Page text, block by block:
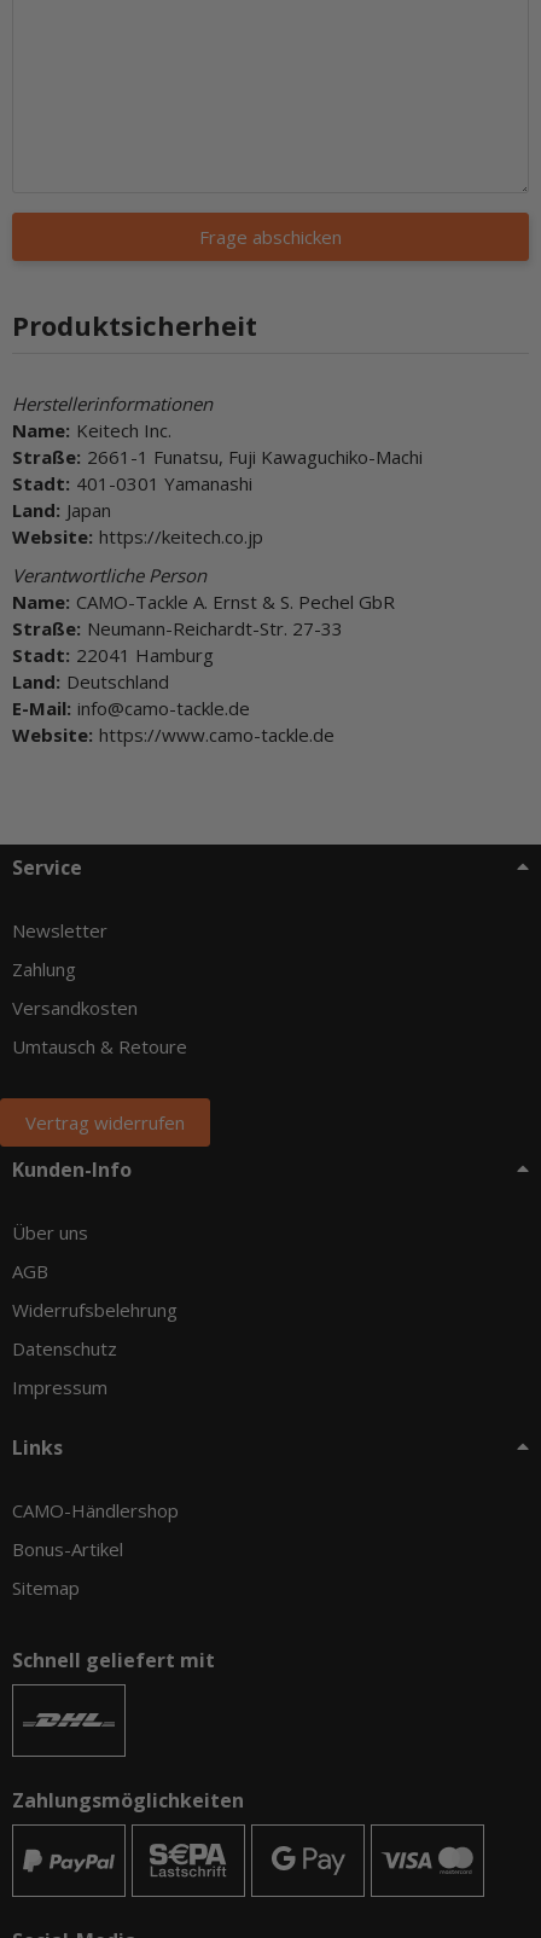
Frage abschicken
Produktsicherheit
Herstellerinformationen
Name: Keitech Inc.
Straße: 2661-1 Funatsu, Fuji Kawaguchiko-Machi
Stadt: 401-0301 Yamanashi
Land: Japan
Website: https://keitech.co.jp
Verantwortliche Person
Name: CAMO-Tackle A. Ernst & S. Pechel GbR
Straße: Neumann-Reichardt-Str. 27-33
Stadt: 22041 Hamburg
Land: Deutschland
E-Mail: info@camo-tackle.de
Website: https://www.camo-tackle.de
Service
Newsletter
Zahlung
Versandkosten
Umtausch & Retoure
Vertrag widerrufen
Kunden-Info
Über uns
AGB
Widerrufsbelehrung
Datenschutz
Impressum
Links
CAMO-Händlershop
Bonus-Artikel
Sitemap
Schnell geliefert mit
Zahlungsmöglichkeiten